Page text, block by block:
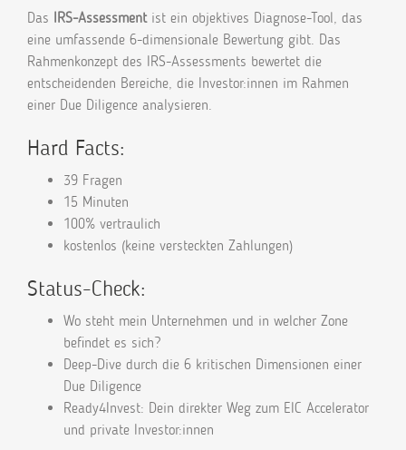
Das IRS-Assessmentist ein objektives Diagnose-Tool, das
eine umfassende 6-dimensionale Bewertung gibt. Das
Rahmenkonzept des IRS-Assessments bewertet die
entscheidenden Bereiche, die Investor:innen im Rahmen
einer Due Diligence analysieren.
Hard Facts:
39 Fragen
15 Minuten
100% vertraulich
kostenlos (keine versteckten Zahlungen)
Status-Check:
Wo steht mein Unternehmen und in welcher Zone
befindet es sich?
Deep-Dive durch die 6 kritischen Dimensionen einer
Due Diligence
Ready4Invest: Dein direkter Weg zum EIC Accelerator
und private Investor:innen